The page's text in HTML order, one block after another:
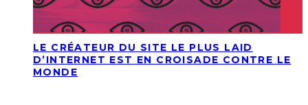
LE CRÉATEUR DU SITE LE PLUS LAID
D’INTERNET EST EN CROISADE CONTRE LE
MONDE